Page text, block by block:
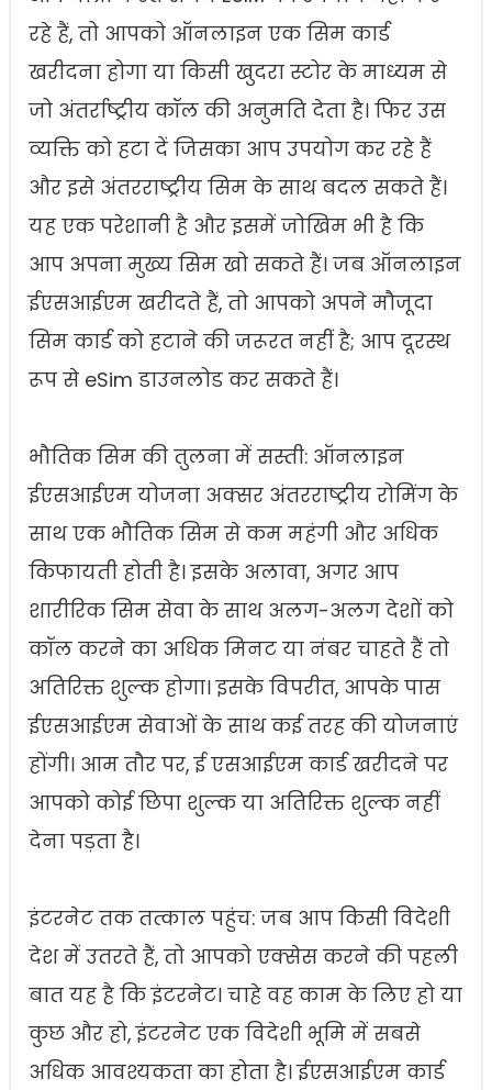
रहे हैं, तो आपको ऑनलाइन एक सिम कार्ड
खरीदना होगा या किसी खुदरा स्टोर के माध्यम से
जो अंतर्राष्ट्रीय कॉल की अनुमति देता है। फिर उस
व्यक्ति को हटा दें जिसका आप उपयोग कर रहे हैं
और इसे अंतरराष्ट्रीय सिम के साथ बदल सकते हैं।
यह एक परेशानी है और इसमें जोखिम भी है कि
आप अपना मुख्य सिम खो सकते हैं। जब ऑनलाइन
ईएसआईएम खरीदते हैं, तो आपको अपने मौजूदा
सिम कार्ड को हटाने की जरूरत नहीं है; आप दूरस्थ
रूप से eSim डाउनलोड कर सकते हैं।
भौतिक सिम की तुलना में सस्ती: ऑनलाइन
ईएसआईएम योजना अक्सर अंतरराष्ट्रीय रोमिंग के
साथ एक भौतिक सिम से कम महंगी और अधिक
किफायती होती है। इसके अलावा, अगर आप
शारीरिक सिम सेवा के साथ अलग-अलग देशों को
कॉल करने का अधिक मिनट या नंबर चाहते हैं तो
अतिरिक्त शुल्क होगा। इसके विपरीत, आपके पास
ईएसआईएम सेवाओं के साथ कई तरह की योजनाएं
होंगी। आम तौर पर, ई एसआईएम कार्ड खरीदने पर
आपको कोई छिपा शुल्क या अतिरिक्त शुल्क नहीं
देना पड़ता है।
इंटरनेट तक तत्काल पहुंच: जब आप किसी विदेशी
देश में उतरते हैं, तो आपको एक्सेस करने की पहली
बात यह है कि इंटरनेट। चाहे वह काम के लिए हो या
कुछ और हो, इंटरनेट एक विदेशी भूमि में सबसे
अधिक आवश्यकता का होता है। ईएसआईएम कार्ड